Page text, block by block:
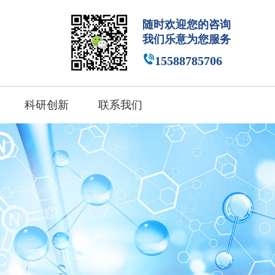
随时欢迎您的咨询
我们乐意为您服务
15588785706
科研创新 联系我们
联系我们